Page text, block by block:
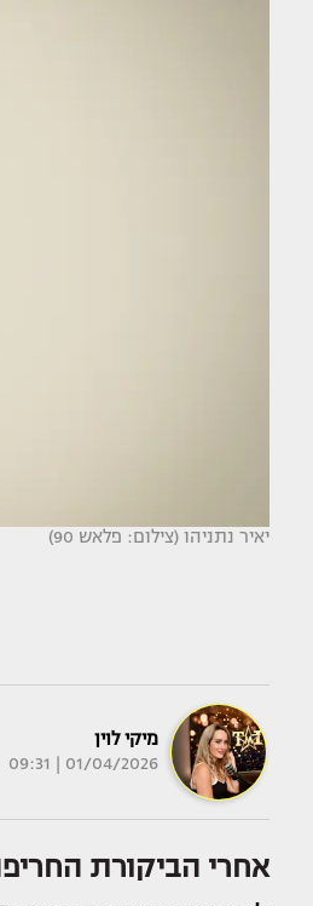
יאיר נתניהו (צילום: פלאש 90)
מיקי לוין
01/04/2026 | 09:31
אחרי הביקורת